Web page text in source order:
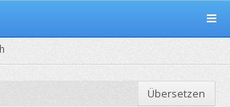
Übersetzen